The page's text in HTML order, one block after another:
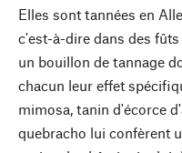
Elles sont tannées en
c'est-à-dire dans des
un bouillon de tannage
chacun leur effet
mimosa, tanin d'écorce
quebracho lui confèrent